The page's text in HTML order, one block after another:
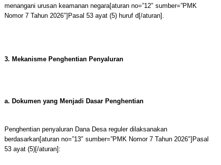
menangani urusan keamanan negara[aturan no=”12″ sumber=”PMK
Nomor 7 Tahun 2026″]Pasal 53 ayat (5) huruf d[/aturan].
3. Mekanisme Penghentian Penyaluran
a. Dokumen yang Menjadi Dasar Penghentian
Penghentian penyaluran Dana Desa reguler dilaksanakan
berdasarkan[aturan no=”13″ sumber=”PMK Nomor 7 Tahun 2026″]Pasal
53 ayat (5)[/aturan]: